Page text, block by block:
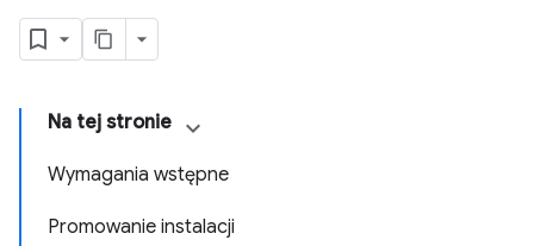
Na tej stronie
Wymagania wstępne
Promowanie instalacji